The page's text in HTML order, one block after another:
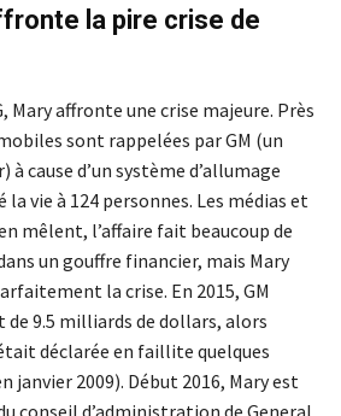
la pire crise de
Mary affronte une crise majeure. Près
sont rappelées par GM (un
à cause d’un système d’allumage
la vie à 124 personnes. Les médias et
mêlent, l’affaire fait beaucoup de
un gouffre financier, mais Mary
la crise. En 2015, GM
9.5 milliards de dollars, alors
déclarée en faillite quelques
janvier 2009). Début 2016, Mary est
conseil d’administration de General